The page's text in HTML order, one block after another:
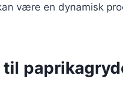
være en dynamisk